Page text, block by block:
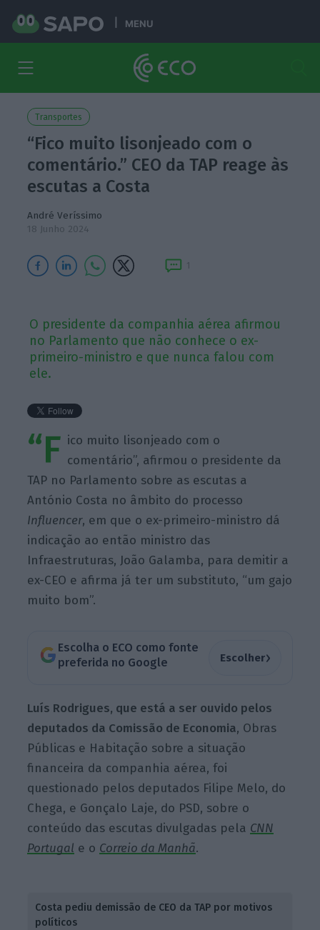
MENU
Transportes
“Fico muito lisonjeado com o
comentário.” CEO da TAP reage às
escutas a Costa
André Veríssimo
18 Junho 2024
1
O presidente da companhia aérea afirmou
no Parlamento que não conhece o ex-
primeiro-ministro e que nunca falou com
ele.
“F ico muito lisonjeado com o
comentário”, afirmou o presidente da
TAP no Parlamento sobre as escutas a
António Costa no âmbito do processo
Influencer, em que o ex-primeiro-ministro dá
indicação ao então ministro das
Infraestruturas, João Galamba, para demitir a
ex-CEO e afirma já ter um substituto, “um gajo
muito bom”.
Escolha o ECO como fonte
preferida no Google
Escolher›
Luís Rodrigues, que está a ser ouvido pelos
deputados da Comissão de Economia, Obras
Públicas e Habitação sobre a situação
financeira da companhia aérea, foi
questionado pelos deputados Filipe Melo, do
Chega, e Gonçalo Laje, do PSD, sobre o
conteúdo das escutas divulgadas pela CNN
Portugal e o Correio da Manhã.
Costa pediu demissão de CEO da TAP por motivos
políticos